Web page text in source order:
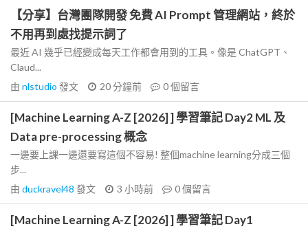
【分享】台灣團隊開發 免費 AI Prompt 管理網站，終於
不用再到處找提示詞了
最近 AI 幾乎已經變成每天工作都會用到的工具。像是 ChatGPT、
Claud...
由 nlstudio 發文 20 分鐘前 0個留言
[Machine Learning A-Z [2026] ] 學習筆記 Day2 ML 及
Data pre-processing 概念
一邊要上課一邊還要寫這個不容易! 整個machine learning分成三個
步...
由 duckravel48 發文 3 小時前 0個留言
[Machine Learning A-Z [2026] ] 學習筆記 Day1